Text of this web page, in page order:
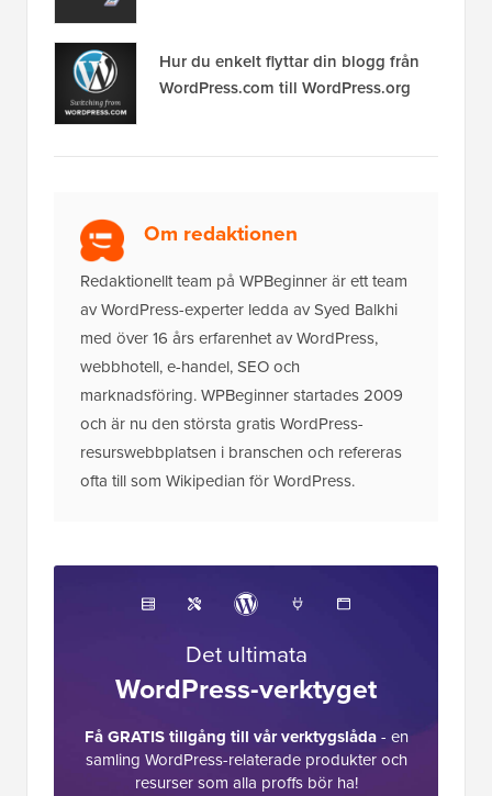
Hur du enkelt flyttar din blogg från
WordPress.com till WordPress.org
Om redaktionen
Redaktionellt team på WPBeginner är ett team
av WordPress-experter ledda av Syed Balkhi
med över 16 års erfarenhet av WordPress,
webbhotell, e-handel, SEO och
marknadsföring. WPBeginner startades 2009
och är nu den största gratis WordPress-
resurswebbplatsen i branschen och refereras
ofta till som Wikipedian för WordPress.
Det ultimata
WordPress-verktyget
Få GRATIS tillgång till vår verktygslåda- en
samling WordPress-relaterade produkter och
resurser som alla proffs bör ha!